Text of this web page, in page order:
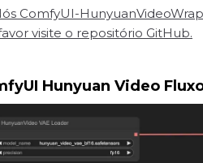
ComfyUI-
visite o repositório GitHub.
Hunyuan Video